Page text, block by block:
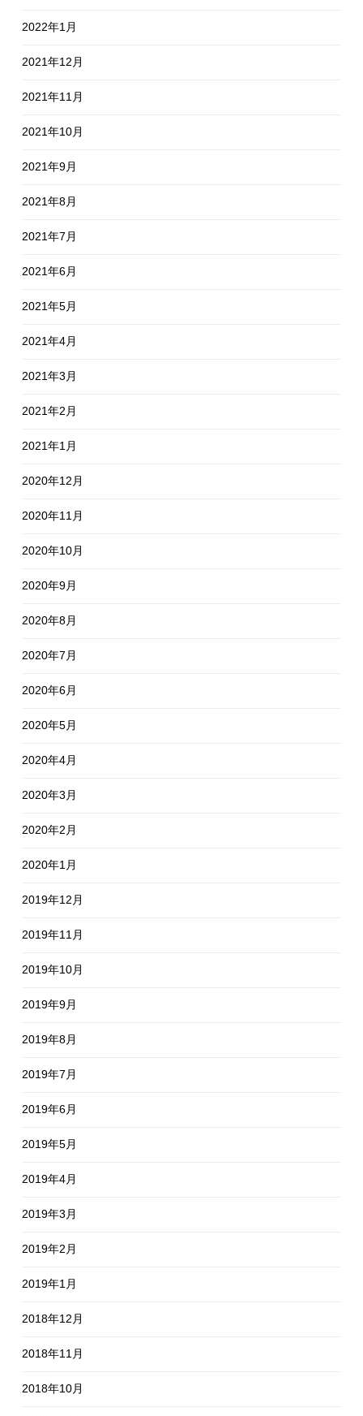
2022年1月
2021年12月
2021年11月
2021年10月
2021年9月
2021年8月
2021年7月
2021年6月
2021年5月
2021年4月
2021年3月
2021年2月
2021年1月
2020年12月
2020年11月
2020年10月
2020年9月
2020年8月
2020年7月
2020年6月
2020年5月
2020年4月
2020年3月
2020年2月
2020年1月
2019年12月
2019年11月
2019年10月
2019年9月
2019年8月
2019年7月
2019年6月
2019年5月
2019年4月
2019年3月
2019年2月
2019年1月
2018年12月
2018年11月
2018年10月